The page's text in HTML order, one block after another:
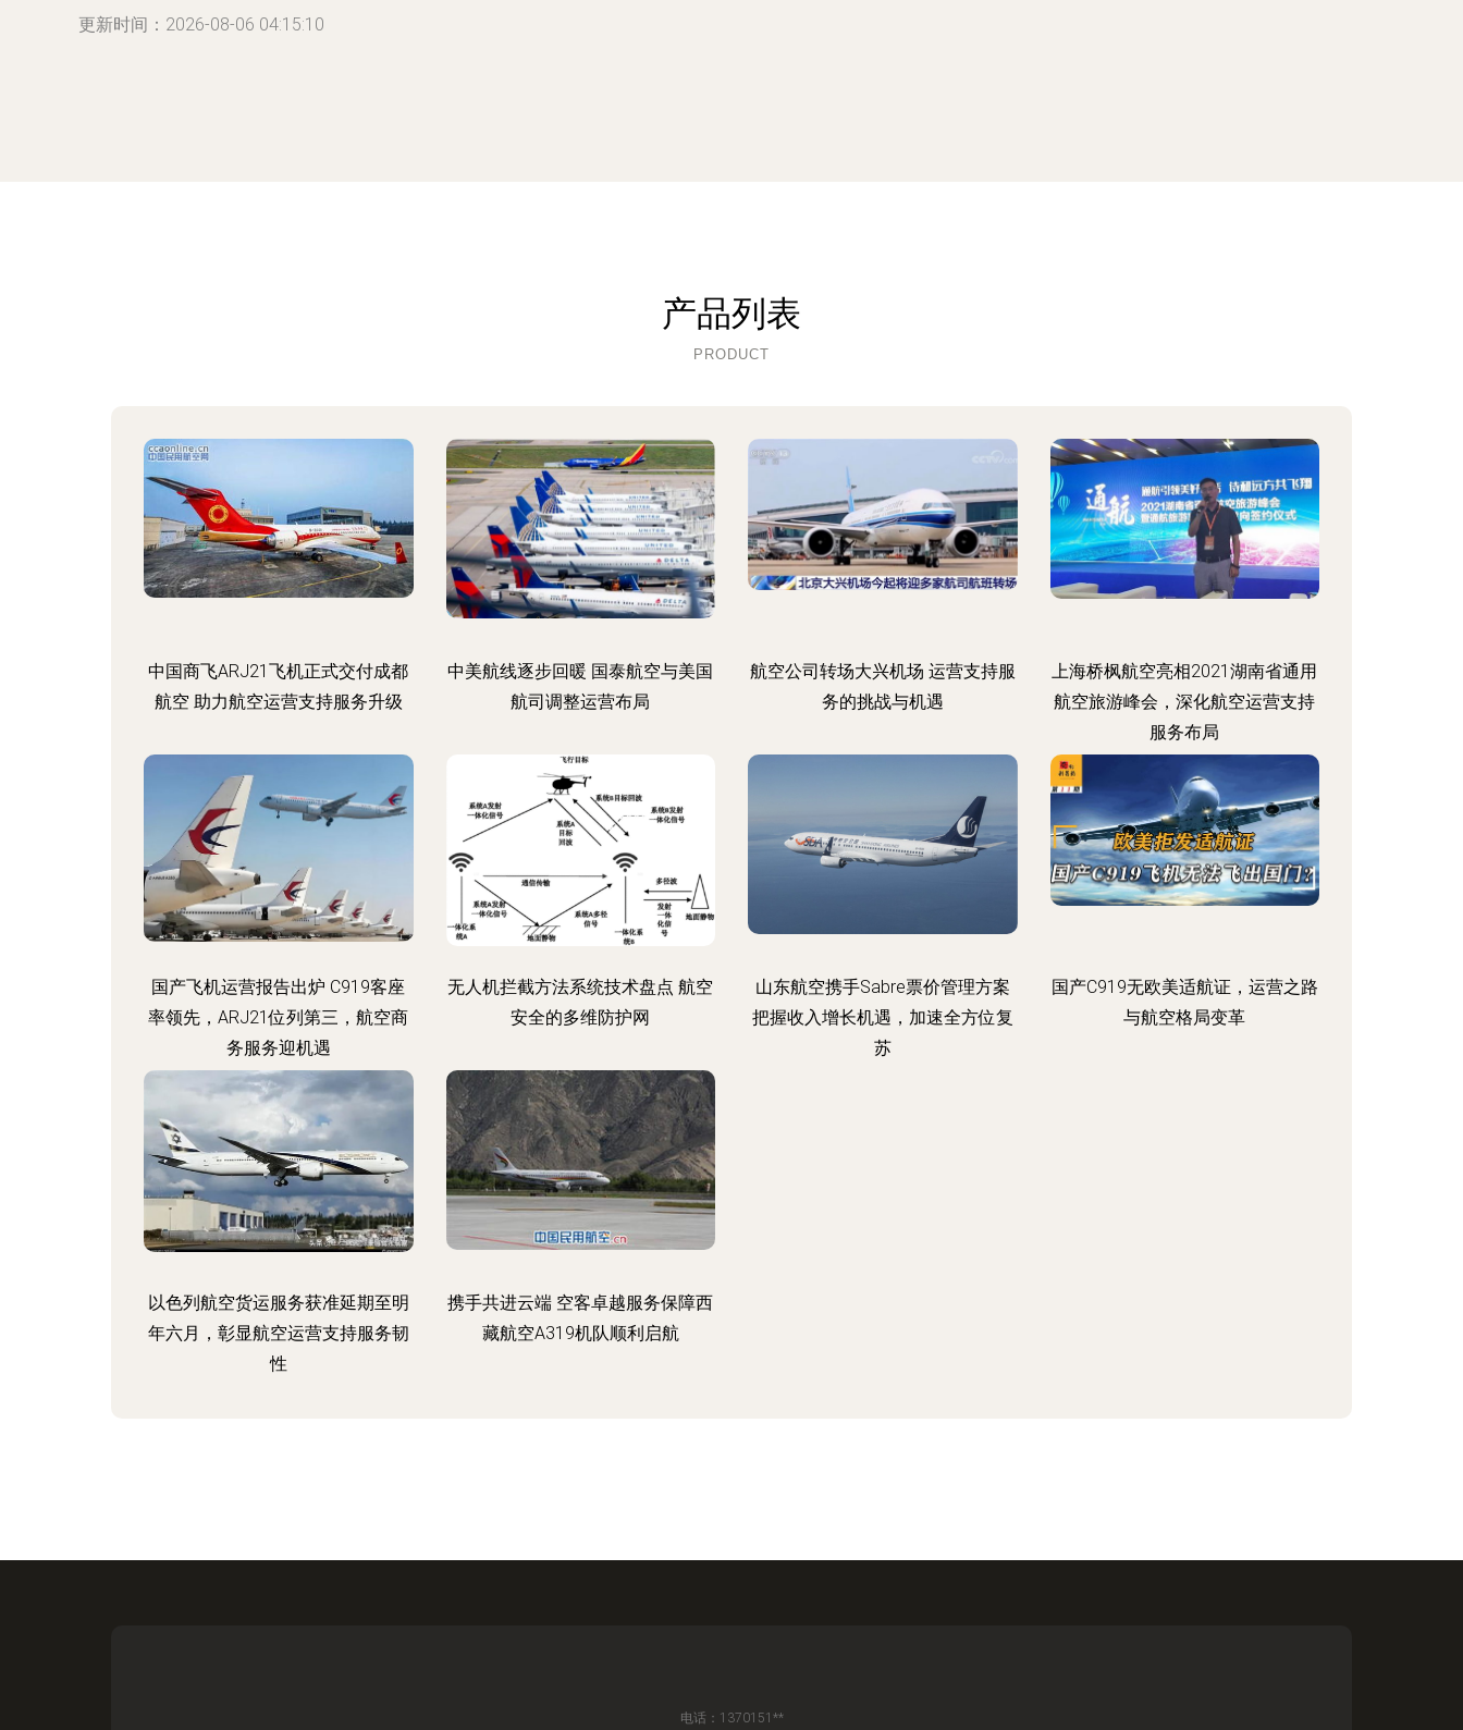
更新时间：2026-08-06 04:15:10
产品列表
PRODUCT
中国商飞ARJ21飞机正式交付成都
航空 助力航空运营支持服务升级
中美航线逐步回暖 国泰航空与美国
航司调整运营布局
航空公司转场大兴机场 运营支持服
务的挑战与机遇
上海桥枫航空亮相2021湖南省通用
航空旅游峰会，深化航空运营支持
服务布局
国产飞机运营报告出炉 C919客座
率领先，ARJ21位列第三，航空商
务服务迎机遇
无人机拦截方法系统技术盘点 航空
安全的多维防护网
山东航空携手Sabre票价管理方案
把握收入增长机遇，加速全方位复
苏
国产C919无欧美适航证，运营之路
与航空格局变革
以色列航空货运服务获准延期至明
年六月，彰显航空运营支持服务韧
性
携手共进云端 空客卓越服务保障西
藏航空A319机队顺利启航
电话：1370151**